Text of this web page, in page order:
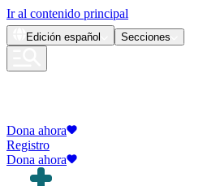
Ir al contenido principal
Edición español Secciones
Dona ahora
Registro
Dona ahora